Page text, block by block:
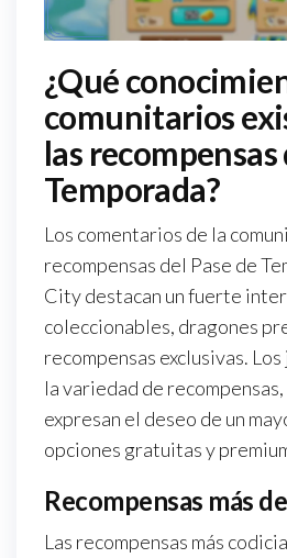
¿Qué
comunitarios
las recompensas
Temporada?
Los comentarios de la
recompensas del Pase de
City destacan un fuerte
coleccionables, dragones
recompensas exclusivas.
la variedad de
expresan el deseo de un
opciones gratuitas y
Recompensas más
Las recompensas más